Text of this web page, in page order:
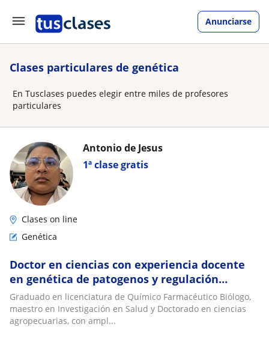
Anunciarse
Clases particulares de genética
En Tusclases puedes elegir entre miles de profesores
particulares
1ª clase gratis
Antonio de Jesus
Clases on line
Genética
Doctor en ciencias con experiencia docente
en genética de patogenos y regulación
genética
Graduado en licenciatura de Químico Farmacéutico Biólogo,
maestro en Investigación en Salud y Doctorado en ciencias
agropecuarias, con ampl...